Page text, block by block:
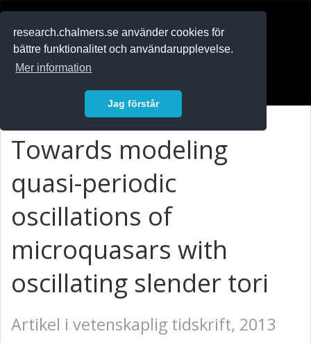
research.chalmers.se använder cookies för
bättre funktionalitet och användarupplevelse.
Mer information
Jag förstår
Towards modeling
quasi-periodic
oscillations of
microquasars with
oscillating slender tori
Artikel i vetenskaplig tidskrift, 2013